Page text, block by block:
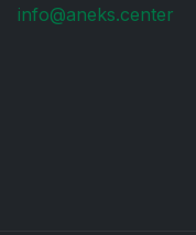
info@aneks.center